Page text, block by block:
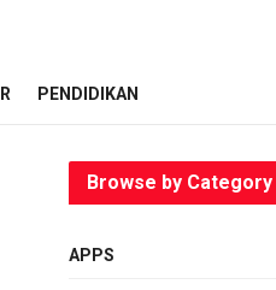
PENDIDIKAN
Browse by Category
APPS